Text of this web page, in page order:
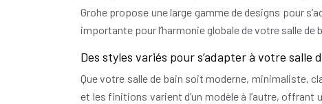
Grohe propose une large gamme de designs pour
importante pour l’harmonie globale de votre salle de
Des styles variés pour s’adapter à votre salle
Que votre salle de bain soit moderne, minimaliste,
et les finitions varient d’un modèle à l’autre,